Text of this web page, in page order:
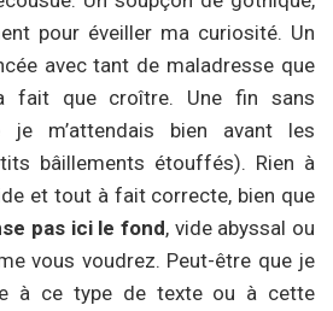
pour éveiller ma curiosité. Un
avec tant de maladresse que
fait que croître. Une fin sans
je m’attendais bien avant les
bâillements étouffés). Rien à
et tout à fait correcte, bien que
pas ici le fond, vide abyssal ou
vous voudrez. Peut-être que je
à ce type de texte ou à cette